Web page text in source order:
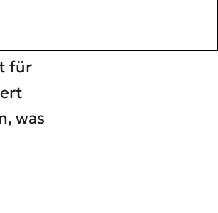
für
was